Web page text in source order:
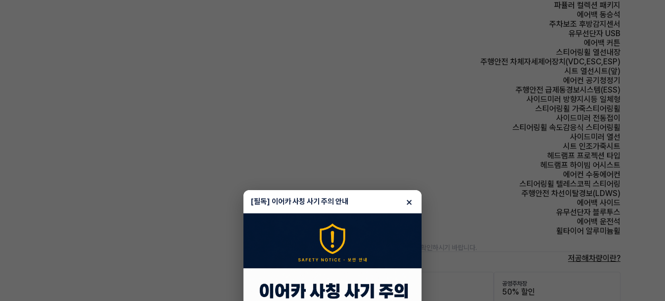
파퓰러 컬렉션 패키지
에어백 동승석
주차보조 후방감지센서
유무선단자 USB
에어백 커튼
스티어링휠 열선내장
주행안전 차체자세제어장치(VDC,ESC,ESP)
시트 열선시트(앞)
에어컨 공기청정기
주행안전 급제동경보시스템(ESS)
사이드미러 방향지시등 일체형
스티어링휠 가죽스티어링휠
사이드미러 전동접이
스티어링휠 속도감응식 스티어링휠
사이드미러 열선
시트 인조가죽시트
헤드램프 프로젝션 타입
헤드램프 하이빔 어시스트
에어컨 수동에어컨
스티어링휠 텔레스코픽 스티어링
주행안전 차선이탈경보(LDWS)
에어백 사이드
유무선단자 블루투스
에어백 운전석
휠타이어 알루미늄휠
* 정확한 정보는 판매자와 반드시 확인하시기 바랍니다.
저공해차량 정보 저공해차량이란?
공항주차장
20% 할인
공영주차장
50% 할인
[필독] 이어카 사칭 사기 주의 안내 ×